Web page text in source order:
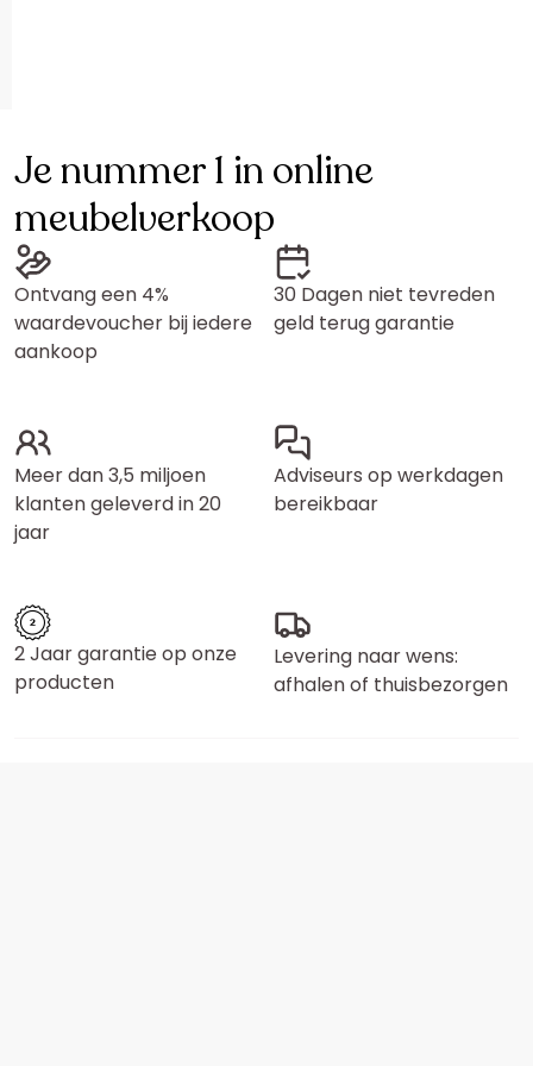
Je nummer 1 in online
meubelverkoop
Ontvang een 4%
waardevoucher bij iedere
aankoop
30 Dagen niet tevreden
geld terug garantie
Meer dan 3,5 miljoen
klanten geleverd in 20
jaar
Adviseurs op werkdagen
bereikbaar
2 Jaar garantie op onze
producten
Levering naar wens:
afhalen of thuisbezorgen